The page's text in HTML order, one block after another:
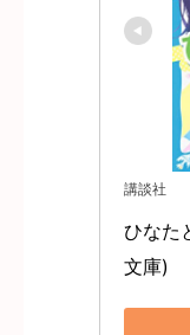
講談社
ひなた
文庫)